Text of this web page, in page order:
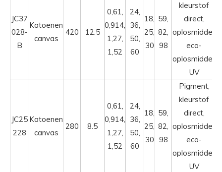
JC37
028-
B
Katoenen
canvas
420 12.5
0,61,
0,914,
1,27,
1,52
24,
36,
50,
60
18,
25,
30
59,
82,
98
kleurstof
direct,
oplosmiddel,
eco-
oplosmiddel,
UV
JC25
228
Katoenen
canvas
280 8.5
0,61,
0,914,
1,27,
1,52
24,
36,
50,
60
18,
25,
30
59,
82,
98
Pigment,
kleurstof
direct,
oplosmiddel,
eco-
oplosmiddel,
UV